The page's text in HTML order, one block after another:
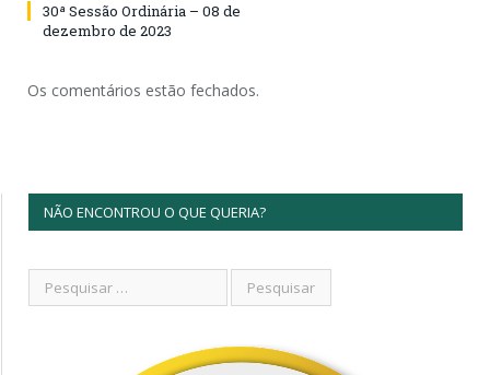
30ª Sessão Ordinária – 08 de
dezembro de 2023
Os comentários estão fechados.
NÃO ENCONTROU O QUE QUERIA?